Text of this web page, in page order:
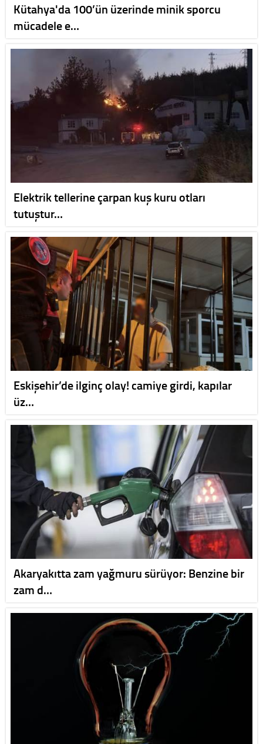
Kütahya'da 100’ün üzerinde minik sporcu
mücadele e…
Elektrik tellerine çarpan kuş kuru otları
tutuştur…
Eskişehir’de ilginç olay! camiye girdi, kapılar
üz…
Akaryakıtta zam yağmuru sürüyor: Benzine bir
zam d…